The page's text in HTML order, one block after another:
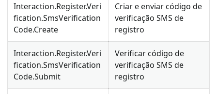
Interaction.Register.Veri
fication.SmsVerification
Code.Create
Criar e enviar código de
verificação SMS de
registro
Interaction.Register.Veri
fication.SmsVerification
Code.Submit
Verificar código de
verificação SMS de
registro